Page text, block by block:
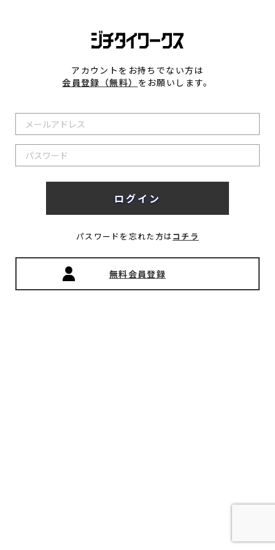
アカウントをお持ちでない方は
会員登録（無料） をお願いします。
パスワードを忘れた方はコチラ
無料会員登録